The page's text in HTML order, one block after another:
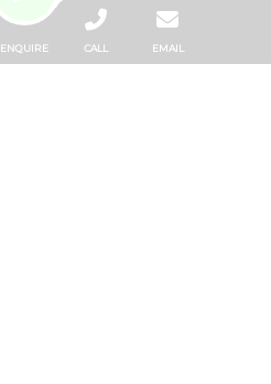
ENQUIRE CALL EMAIL